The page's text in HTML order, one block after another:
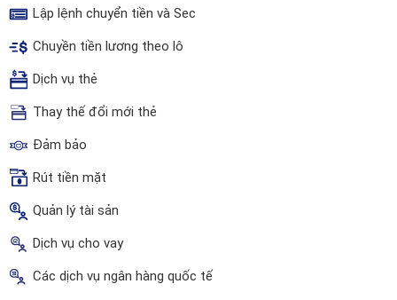
Lập lệnh chuyển tiền và Sec
Chuyền tiền lương theo lô
Dịch vụ thẻ
Thay thế đổi mới thẻ
Đảm bảo
Rút tiền mặt
Quản lý tài sản
Dịch vụ cho vay
Các dịch vụ ngân hàng quốc tế